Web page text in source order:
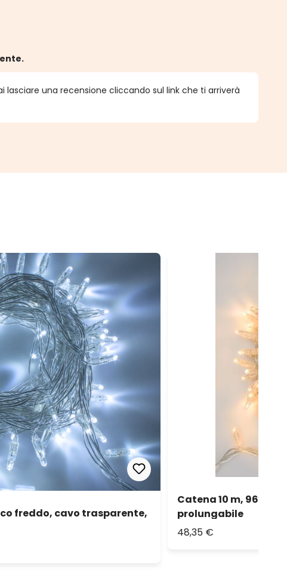
lasciare una recensione cliccando sul link che ti arriverà
freddo, cavo trasparente,
Catena 10 m, 96
prolungabile
48,35 €